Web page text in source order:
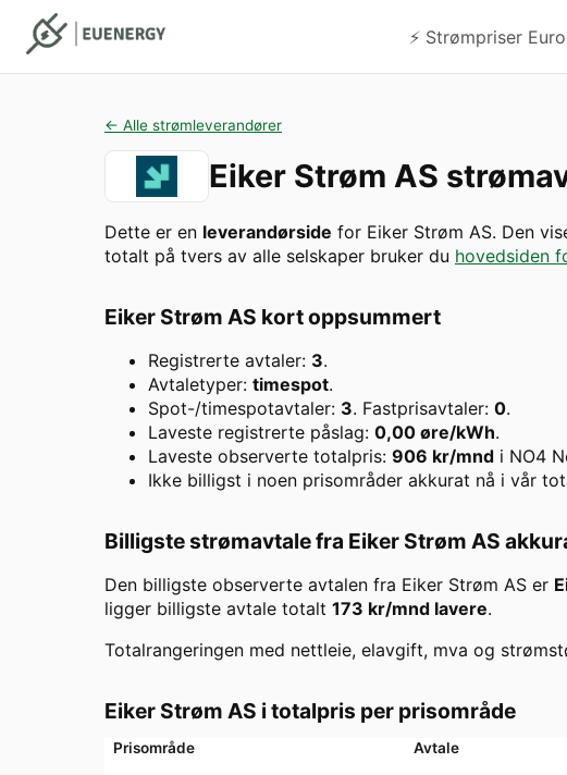
⚡️ Strømpriser
← Alle strømleverandører
Eiker Strøm AS
Dette er en leverandørside for Eiker Strøm AS. Den
totalt på tvers av alle selskaper bruker du hovedsiden
Eiker Strøm AS kort oppsummert
Registrerte avtaler: 3.
Avtaletyper: timespot.
Spot-/timespotavtaler: 3. Fastprisavtaler: 0.
Laveste registrerte påslag: 0,00 øre/kWh.
Laveste observerte totalpris: 906 kr/mnd i NO4
Ikke billigst i noen prisområder akkurat nå i vår
Billigste strømavtale fra Eiker Strøm AS
Den billigste observerte avtalen fra Eiker Strøm AS er
ligger billigste avtale totalt 173 kr/mnd lavere.
Totalrangeringen med nettleie, elavgift, mva og
Eiker Strøm AS i totalpris per prisområde
Prisområde Avtale